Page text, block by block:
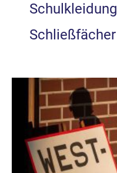
Schulkleidung
Schließfächer